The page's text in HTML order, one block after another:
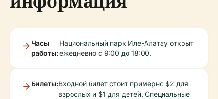
Часы
работы:
Национальный парк Иле-Алатау открыт
ежедневно с 9:00 до 18:00.
Билеты:Входной билет стоит примерно $2 для
взрослых и $1 для детей. Специальные